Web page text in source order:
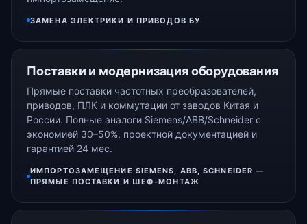
ЗАМЕНА ЭЛЕКТРИКИ И ПРИВОДОВ БУ
Поставки и модернизация оборудования
Прямые поставки частотных преобразователей,
приводов, ПЛК и коммутации от заводов Китая и
России. Полные аналоги Siemens/ABB/Schneider с
экономией 30–50%, проектной документацией и
гарантией 24 мес.
ИМПОРТОЗАМЕЩЕНИЕ SIEMENS, ABB, SCHNEIDER —
ПРЯМЫЕ ПОСТАВКИ И ШЕФ-МОНТАЖ